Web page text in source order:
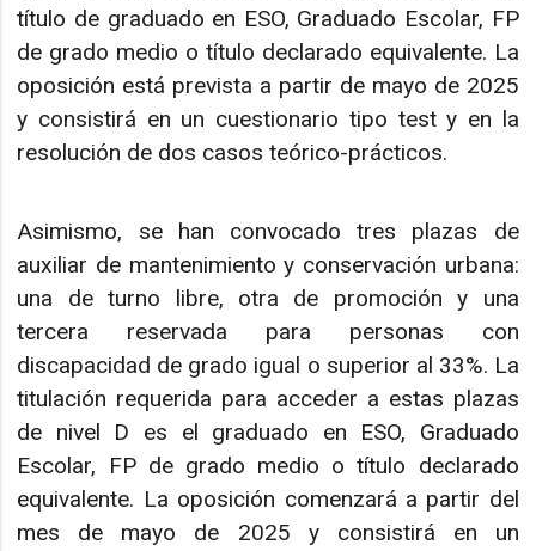
título de graduado en ESO, Graduado Escolar, FP
de grado medio o título declarado equivalente. La
oposición está prevista a partir de mayo de 2025
y consistirá en un cuestionario tipo test y en la
resolución de dos casos teórico-prácticos.
Asimismo, se han convocado tres plazas de
auxiliar de mantenimiento y conservación urbana:
una de turno libre, otra de promoción y una
tercera reservada para personas con
discapacidad de grado igual o superior al 33%. La
titulación requerida para acceder a estas plazas
de nivel D es el graduado en ESO, Graduado
Escolar, FP de grado medio o título declarado
equivalente. La oposición comenzará a partir del
mes de mayo de 2025 y consistirá en un